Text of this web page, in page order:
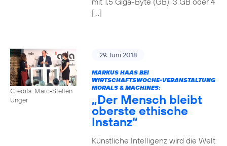
[…]
Credits: Marc-Steffen
Unger
29. Juni 2018
MARKUS HAAS BEI
WIRTSCHAFTSWOCHE-VERANSTALTUNG
MORALS & MACHINES:
„Der Mensch bleibt
oberste ethische
Instanz“
Künstliche Intelligenz wird die Welt